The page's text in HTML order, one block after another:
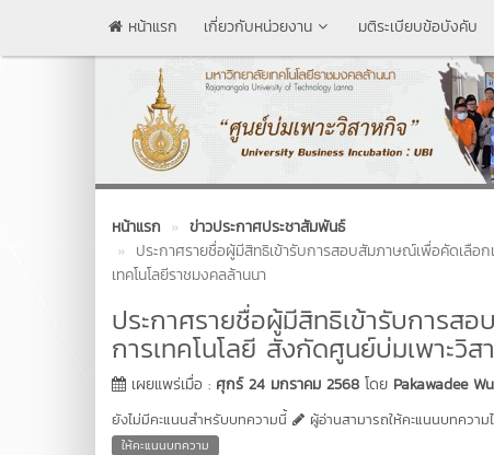
หน้าแรก เกี่ยวกับหน่วยงาน มติระเบียบข้อบังคับ
หน้าแรก
ข่าวประกาศประชาสัมพันธ์
ประกาศรายชื่อผู้มีสิทธิเข้ารับการสอบสัมภาษณ์เพื่อคัดเลือ
เทคโนโลยีราชมงคลล้านนา
ประกาศรายชื่อผู้มีสิทธิเข้ารับการส
การเทคโนโลยี สังกัดศูนย์บ่มเพาะวิ
เผยแพร่เมื่อ : ศุกร์ 24 มกราคม 2568 โดย Pakawadee
ยังไม่มีคะแนนสำหรับบทความนี้
ผู้อ่านสามารถให้คะแนนบทความ
ให้คะแนนบทความ